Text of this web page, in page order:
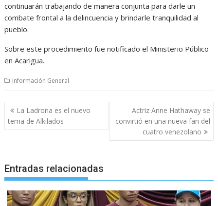
continuarán trabajando de manera conjunta para darle un
combate frontal a la delincuencia y brindarle tranquilidad al
pueblo.
Sobre este procedimiento fue notificado el Ministerio Público
en Acarigua.
Información General
Navegación
de
entradas
La Ladrona es el nuevo
tema de Alkilados
Actriz Anne Hathaway se
convirtió en una nueva fan del
cuatro venezolano
Entradas relacionadas